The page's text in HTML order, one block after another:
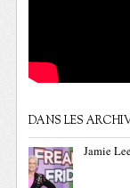
DANS LES
Jamie